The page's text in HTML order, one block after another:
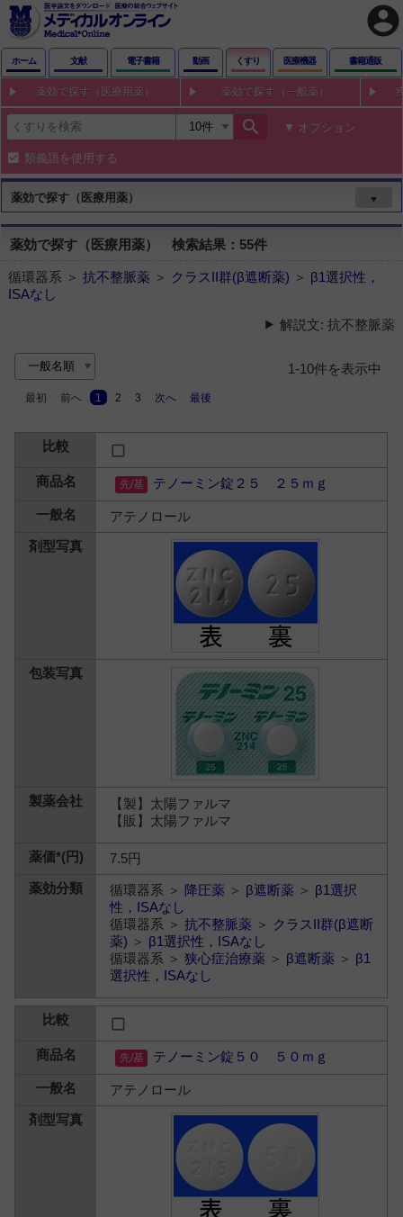
account_circle
ホーム 文献 電子書籍 動画 くすり 医療機器 書籍通販
薬効で探す（医療用薬） 薬効で探す（一般薬）
search オプション
類義語を使用する
薬効で探す（医療用薬） ▼
薬効で探す（医療用薬） 検索結果：55件
循環器系 ＞ 抗不整脈薬 ＞ クラスII群(β遮断薬) ＞ β1選択性，
ISAなし
解説文: 抗不整脈薬
1-10件を表示中
最初 前へ 1 2 3 次へ 最後
テノーミン錠２５ ２５ｍｇ
アテノロール
【製】太陽ファルマ
【販】太陽ファルマ
7.5円
循環器系 ＞ 降圧薬 ＞ β遮断薬 ＞ β1選択
性，ISAなし
循環器系 ＞抗不整脈薬 ＞ クラスII群(β遮断
薬) ＞ β1選択性，ISAなし
循環器系 ＞狭心症治療薬 ＞ β遮断薬 ＞ β1
選択性，ISAなし
テノーミン錠５０ ５０ｍｇ
アテノロール